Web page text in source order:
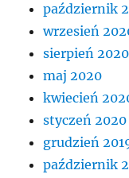
październik
wrzesień
sierpień 2020
maj 2020
kwiecień
styczeń 2020
grudzień
październik